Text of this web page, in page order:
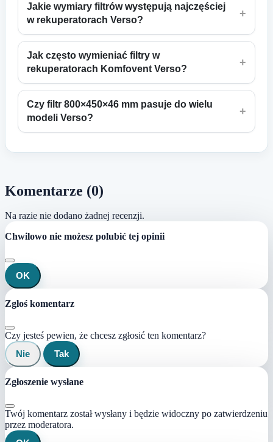
Jakie wymiary filtrów występują najczęściej
w rekuperatorach Verso?
+
Jak często wymieniać filtry w
rekuperatorach Komfovent Verso?
+
Czy filtr 800×450×46 mm pasuje do wielu
modeli Verso?
+
Komentarze (0)
Na razie nie dodano żadnej recenzji.
Chwilowo nie możesz polubić tej opinii
OK
Zgłoś komentarz
Czy jesteś pewien, że chcesz zgłosić ten komentarz?
Nie
Tak
Zgłoszenie wysłane
Twój komentarz został wysłany i będzie widoczny po zatwierdzeniu
przez moderatora.